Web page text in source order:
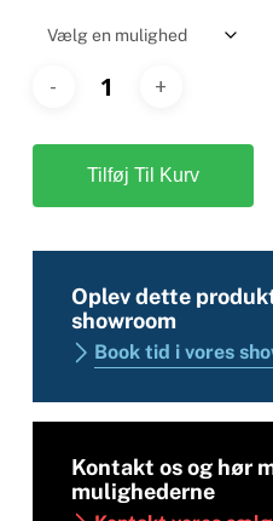
Tilføj Til Kurv
Oplev dette
showroom
Book tid i vores
Kontakt os og hør
mulighederne